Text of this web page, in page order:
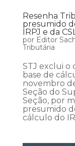
Resenha
presumido
IRPJ e da
por Editor
Tributária
STJ exclui o
base de
novembro de
Seção do
Seção, por
presumido
cálculo do